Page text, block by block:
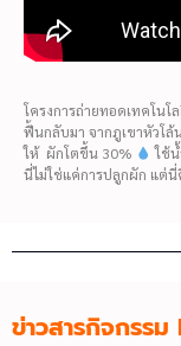
โครงการถ่ายทอดเทคโน
ฟื้นกลับมา จากภูเขาหัวโล้
ให้ ผักโตขึ้น 30%
ใช้
นี่ไม่ใช่แค่การปลูกผัก แต่
ข่าวสารกิจกรรม